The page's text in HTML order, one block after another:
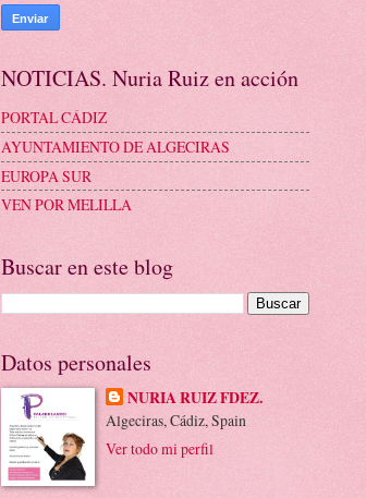
NOTICIAS. Nuria Ruiz en acción
PORTAL CÁDIZ
AYUNTAMIENTO DE ALGECIRAS
EUROPA SUR
VEN POR MELILLA
Buscar en este blog
Datos personales
NURIA RUIZ FDEZ.
Algeciras, Cádiz, Spain
Ver todo mi perfil